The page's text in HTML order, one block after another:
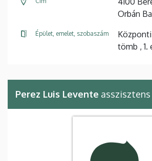
Orbán
Épület, emelet, szobaszám
tömb , 1.
Perez Luis Levente asszisztens